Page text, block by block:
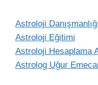
Astroloji
Astroloji Eğitimi
Astroloji Hesaplama
Astrolog Uğur